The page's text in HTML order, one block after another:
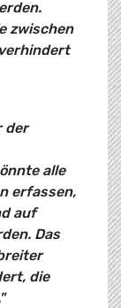
zwischen
der
alle
erfassen,
auf
Das
die